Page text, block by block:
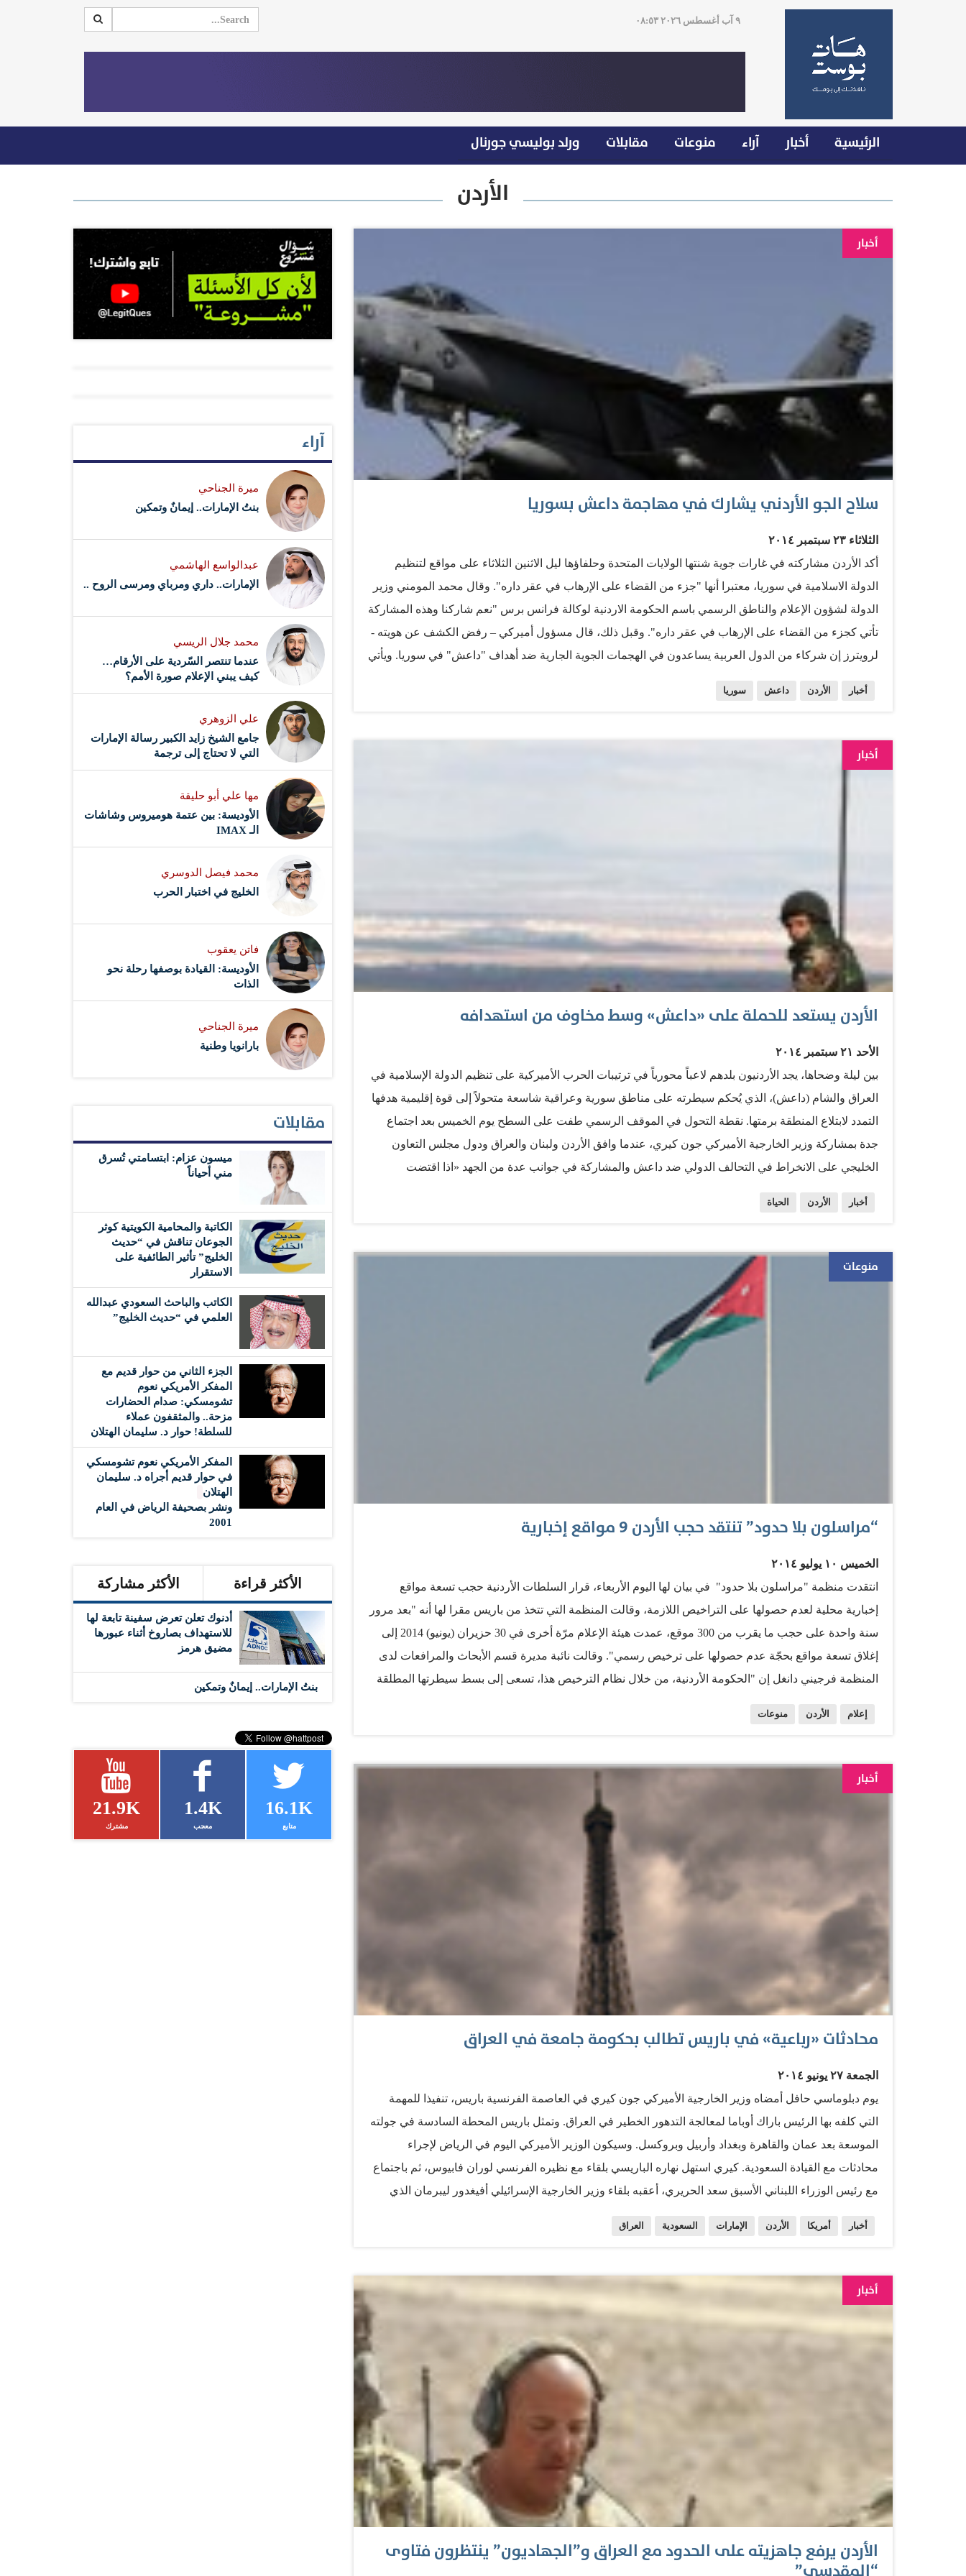
٩ آب أغسطس ٢٠٢٦ ٠٨:٥٣
الرئيسية أخبار آراء منوعات مقابلات ورلد بوليسي جورنال
الأردن
أخبار
سلاح الجو الأردني يشارك في مهاجمة داعش بسوريا
الثلاثاء ٢٣ سبتمبر ٢٠١٤
أكد الأردن مشاركته في غارات جوية شنتها الولايات المتحدة وحلفاؤها ليل الاثنين الثلاثاء على مواقع لتنظيم
الدولة الاسلامية في سوريا، معتبرا أنها "جزء من القضاء على الإرهاب في عقر داره". وقال محمد المومني وزير
الدولة لشؤون الإعلام والناطق الرسمي باسم الحكومة الاردنية لوكالة فرانس برس "نعم شاركنا وهذه المشاركة
تأتي كجزء من القضاء على الإرهاب في عقر داره". وقبل ذلك، قال مسؤول أميركي – رفض الكشف عن هويته -
لرويترز إن شركاء من الدول العربية يساعدون في الهجمات الجوية الجارية ضد أهداف "داعش" في سوريا. ويأتي
وقال رئيس الائتلاف هادي بحرة في بيان باللغة الانكليزية تلقت فرانس برس نسخة عنه "انضم المجتمع الدولي
الليلة إلى صراعنا ضد الدولة الاسلامية في سوريا" مستخدما اسما مختصرا بديلا للتنظيم المتطرف. العربية نت
أخبار الأردن داعش سوريا
أخبار
الأردن يستعد للحملة على «داعش» وسط مخاوف من استهدافه
الأحد ٢١ سبتمبر ٢٠١٤
بين ليلة وضحاها، يجد الأردنيون بلدهم لاعباً محورياً في ترتيبات الحرب الأميركية على تنظيم الدولة الإسلامية في
العراق والشام (داعش)، الذي يُحكم سيطرته على مناطق سورية وعراقية شاسعة متحولاً إلى قوة إقليمية هدفها
التمدد لابتلاع المنطقة برمتها. نقطة التحول في الموقف الرسمي طفت على السطح يوم الخميس بعد اجتماع
جدة بمشاركة وزير الخارجية الأميركي جون كيري، عندما وافق الأردن ولبنان والعراق ودول مجلس التعاون
الخليجي على الانخراط في التحالف الدولي ضد داعش والمشاركة في جوانب عدة من الجهد «اذا اقتضت
مراكز قوى على أطرافها. وتحاول حشد المزيد من الأعضاء في حلف قابل للتمدد واستصدار قرار من مجلس
الأمن لتوفير غطاء شرعي لهذه العمليات تحت شعار حماية السلم العالمي وقيم الإنسانية. لكن انخراط الأردن
في الجهد المقبل جاء من دون مقدمات ومن دون فتح نقاش عام حيال الفرص والتحديات، ما أثار جدلاً في
أخبار الأردن الحياة
منوعات
“مراسلون بلا حدود” تنتقد حجب الأردن 9 مواقع إخبارية
الخميس ١٠ يوليو ٢٠١٤
انتقدت منظمة "مراسلون بلا حدود" في بيان لها اليوم الأربعاء، قرار السلطات الأردنية حجب تسعة مواقع
إخبارية محلية لعدم حصولها على التراخيص اللازمة، وقالت المنظمة التي تتخذ من باريس مقرا لها أنه "بعد مرور
سنة واحدة على حجب ما يقرب من 300 موقع، عمدت هيئة الإعلام مرّة أخرى في 30 حزيران (يونيو) 2014 إلى
إغلاق تسعة مواقع بحجّة عدم حصولها على ترخيص رسمي". وقالت نائبة مديرة قسم الأبحاث والمرافعات لدى
المنظمة فرجيني دانغل إن "الحكومة الأردنية، من خلال نظام الترخيص هذا، تسعى إلى بسط سيطرتها المطلقة
الترخيص بمثابة رقابة على حرية الصحافة، فالمواقع ليست بحاجة إلى رخصة لمباشرة عملها". ويُلزم القانون
والحصول على ترخيص أسوة بالصحف والمطبوعات الورقية، ويشترط هذا القانون أن يرأس تحرير كل موقع
إعلام الأردن منوعات
أخبار
محادثات «رباعية» في باريس تطالب بحكومة جامعة في العراق
الجمعة ٢٧ يونيو ٢٠١٤
يوم دبلوماسي حافل أمضاه وزير الخارجية الأميركي جون كيري في العاصمة الفرنسية باريس، تنفيذا للمهمة
التي كلفه بها الرئيس باراك أوباما لمعالجة التدهور الخطير في العراق. وتمثل باريس المحطة السادسة في جولته
الموسعة بعد عمان والقاهرة وبغداد وأربيل وبروكسل. وسيكون الوزير الأميركي اليوم في الرياض لإجراء
محادثات مع القيادة السعودية. كيري استهل نهاره الباريسي بلقاء مع نظيره الفرنسي لوران فابيوس، ثم باجتماع
مع رئيس الوزراء اللبناني الأسبق سعد الحريري، أعقبه بلقاء وزير الخارجية الإسرائيلي أفيغدور ليبرمان الذي
العراق، بالقول إن واشنطن «تعي خطر تنظيم الدولة الإسلامية في العراق والشام (داعش)، وبصدد تقديم
المساعدة العسكرية اللازمة للحكومة العراقية لوقف تقدم (داعش) باتجاه العاصمة بغداد واستعادة السيطرة
على المناطق التي احتلها، فإن لهذه المساعدة ثمنا هو انتهاج سياسة جديدة عادلة تضم مختلف مكونات الشعب
العراقي». وبحسب هذه المصادر، فإن ترجمة ذلك تعني «تشكيل سريع لحكومة وحدة وطنية». لكن هذه المصادر
لم تبين ما إذا كان المطلوب حكومة برئاسة المالكي أم برئاسة شخصية…
أخبار أمريكا الأردن الإمارات السعودية العراق
أخبار
الأردن يرفع جاهزيته على الحدود مع العراق و”الجهاديون” ينتظرون فتاوى
آراء
ميرة الجناحي
بنتُ الإمارات.. إيمانٌ وتمكين
عبدالواسع الهاشمي
الإمارات.. داري ومرباي ومرسى الروح ..
محمد جلال الريسي
عندما تنتصر السّردية على الأرقام…
كيف يبني الإعلام صورة الأمم؟
علي الزوهري
جامع الشيخ زايد الكبير رسالة الإمارات
التي لا تحتاج إلى ترجمة
مها علي أبو حليقة
الأوديسة: بين عتمة هوميروس وشاشات
الـ IMAX
محمد فيصل الدوسري ​
‏الخليج في اختبار الحرب
فاتن يعقوب
الأوديسة: القيادة بوصفها رحلة نحو
الذات
ميرة الجناحي
بارانويا وطنية
مقابلات
ميسون عزام: ابتسامتي تُسرق
مني أحياناً
الكاتبة والمحامية الكويتية كوثر
الجوعان تناقش في “حديث
الخليج” تأثير الطائفية على
الاستقرار
الكاتب والباحث السعودي عبدالله
العلمي في “حديث الخليج”
الجزء الثاني من حوار قديم مع
المفكر الأمريكي نعوم
تشومسكي: صدام الحضارات
مزحة.. والمثقفون عملاء
للسلطة! حوار د. سليمان الهتلان
المفكر الأمريكي نعوم تشومسكي
في حوار قديم أجراه د. سليمان
الهتلان
ونشر بصحيفة الرياض في العام
2001
الأكثر قراءة الأكثر مشاركة
أدنوك تعلن تعرض سفينة تابعة لها
للاستهداف بصاروخ أثناء عبورها
مضيق هرمز
بنتُ الإمارات.. إيمانٌ وتمكين
21.9K
مشترك
1.4K
معجب
16.1K
متابع